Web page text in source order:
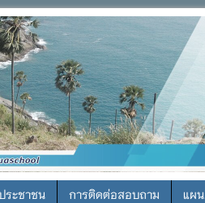
ระชาชน การติดต่อสอบถาม แผ